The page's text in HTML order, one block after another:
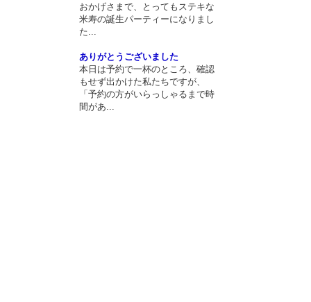
おかげさまで、とってもステキな
米寿の誕生パーティーになりまし
た...
ありがとうございました
本日は予約で一杯のところ、確認
もせず出かけた私たちですが、
「予約の方がいらっしゃるまで時
間があ...